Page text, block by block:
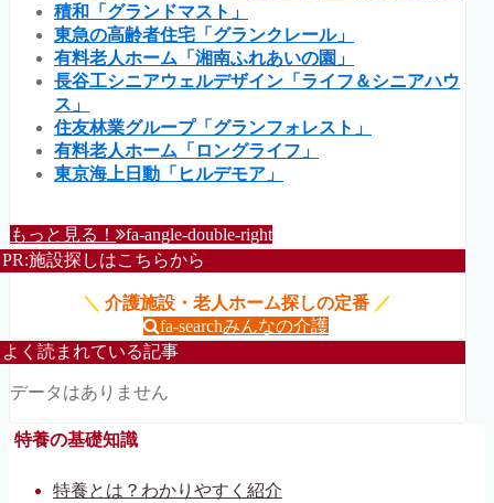
積和「グランドマスト」
東急の高齢者住宅「グランクレール」
有料老人ホーム「湘南ふれあいの園」
長谷工シニアウェルデザイン「ライフ＆シニアハウ
ス」
住友林業グループ「グランフォレスト」
有料老人ホーム「ロングライフ」
東京海上日動「ヒルデモア」
もっと見る！ fa-angle-double-right
PR:施設探しはこちらから
＼ 介護施設・老人ホーム探しの定番 ／
fa-searchみんなの介護
よく読まれている記事
データはありません
特養の基礎知識
特養とは？わかりやすく紹介